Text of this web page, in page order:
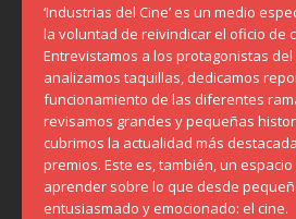
‘Industrias del Cine’ es un medio
la voluntad de reivindicar el oficio de
Entrevistamos a los protagonistas
analizamos taquillas, dedicamos
funcionamiento de las diferentes
revisamos grandes y pequeñas
cubrimos la actualidad más
premios. Este es, también, un
aprender sobre lo que desde
entusiasmado y emocionado: el cine.